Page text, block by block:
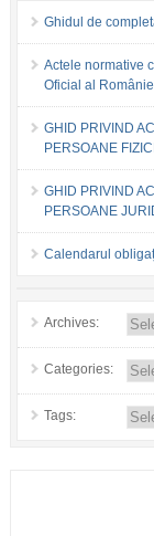
Ghidul de
Actele normative
Oficial al
GHID PRIVIND
PERSOANE
GHID PRIVIND
PERSOANE
Calendarul
Archives:
Categories:
Tags: